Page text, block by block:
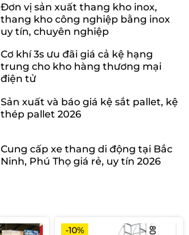
Đơn vị sản xuất thang kho inox,
thang kho công nghiệp bằng inox
uy tín, chuyên nghiệp
Cơ khí 3s ưu đãi giá cả kệ hạng
trung cho kho hàng thương mại
điện tử
Sản xuất và báo giá kệ sắt pallet, kệ
thép pallet 2026
Cung cấp xe thang di động tại Bắc
Ninh, Phú Thọ giá rẻ, uy tín 2026
-10%